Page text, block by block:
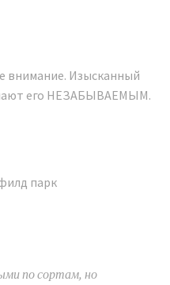
внимание. Изысканный
его НЕЗАБЫВАЕМЫМ.
парк
по сортам, но